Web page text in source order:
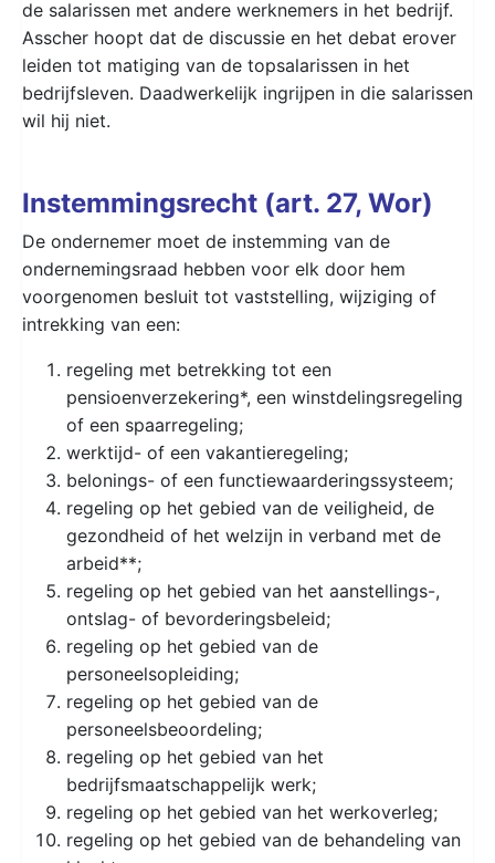
de salarissen met andere werknemers in het bedrijf.
Asscher hoopt dat de discussie en het debat erover
leiden tot matiging van de topsalarissen in het
bedrijfsleven. Daadwerkelijk ingrijpen in die salarissen
wil hij niet.
Instemmingsrecht (art. 27, Wor)
De ondernemer moet de instemming van de
ondernemingsraad hebben voor elk door hem
voorgenomen besluit tot vaststelling, wijziging of
intrekking van een:
regeling met betrekking tot een
pensioenverzekering*, een winstdelingsregeling
of een spaarregeling;
werktijd- of een vakantieregeling;
belonings- of een functiewaarderingssysteem;
regeling op het gebied van de veiligheid, de
gezondheid of het welzijn in verband met de
arbeid**;
regeling op het gebied van het aanstellings-,
ontslag- of bevorderingsbeleid;
regeling op het gebied van de
personeelsopleiding;
regeling op het gebied van de
personeelsbeoordeling;
regeling op het gebied van het
bedrijfsmaatschappelijk werk;
regeling op het gebied van het werkoverleg;
regeling op het gebied van de behandeling van